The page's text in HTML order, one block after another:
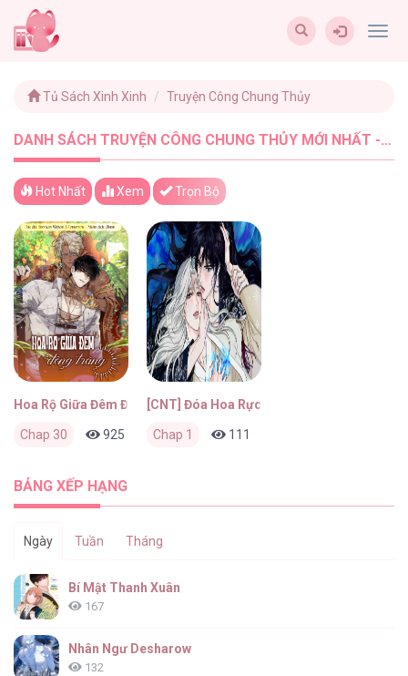
Tủ Sách Xinh Xinh Truyện Công Chung Thủy
DANH SÁCH TRUYỆN CÔNG CHUNG THỦY MỚI NHẤT - TUSACHXINHXINH (2)
Hot Nhất Xem Trọn Bộ
Hoa Rộ Giữa Đêm Đông Trắng
Chap 30 925 0 1 tháng trước
[CNT] Đóa Hoa Rực Lửa
Chap 1 111
BẢNG XẾP HẠNG
Ngày Tuần Tháng
Bí Mật Thanh Xuân
167
Nhân Ngư Desharow
132